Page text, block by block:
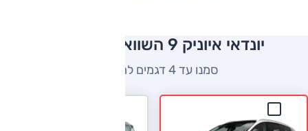
יונדאי איוניק 9 השוואה למתחרים
סמנו עד 4 דגמים להשוואה